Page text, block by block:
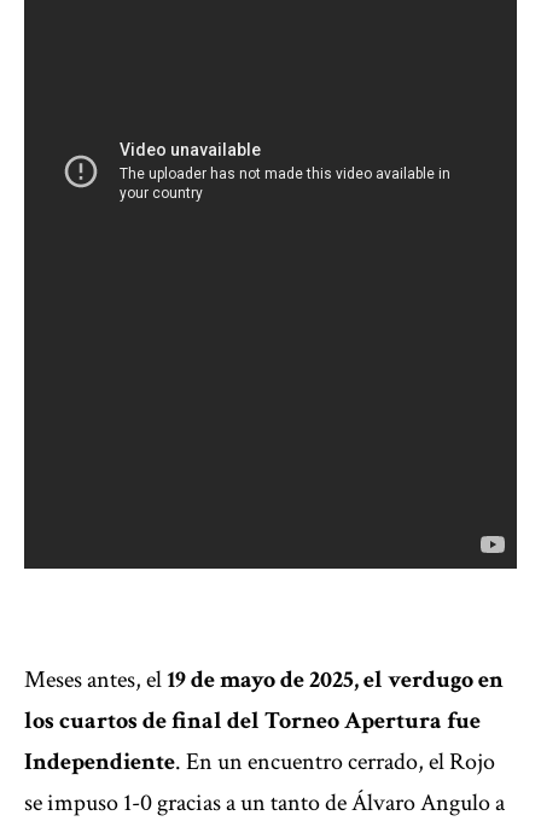
Meses antes, el19 de mayo de 2025, el verdugo en
los cuartos de final del Torneo Apertura fue
Independiente. En un encuentro cerrado, el Rojo
se impuso 1-0 gracias a un tanto de Álvaro Angulo a